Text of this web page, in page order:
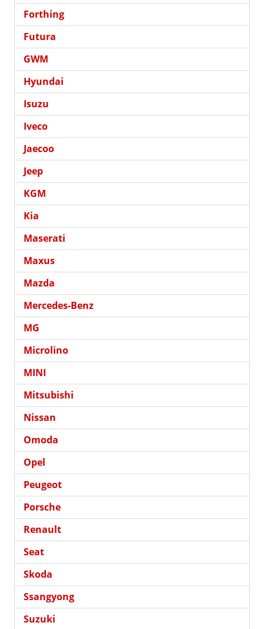
Forthing
Futura
GWM
Hyundai
Isuzu
Iveco
Jaecoo
Jeep
KGM
Kia
Maserati
Maxus
Mazda
Mercedes-Benz
MG
Microlino
MINI
Mitsubishi
Nissan
Omoda
Opel
Peugeot
Porsche
Renault
Seat
Skoda
Ssangyong
Suzuki